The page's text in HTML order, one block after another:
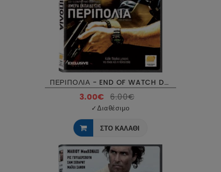
ΠΕΡΙΠΟΛΙΑ - END OF WATCH DVD USED
3.00€ 6.00€
✓Διαθέσιμο
ΣΤΟ ΚΑΛΑΘΙ